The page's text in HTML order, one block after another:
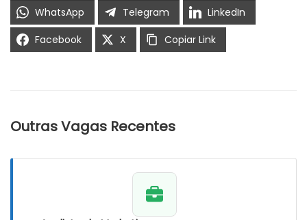
WhatsApp Telegram
LinkedIn
Facebook
X Copiar Link
Outras Vagas Recentes